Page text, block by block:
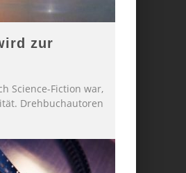
zur
Science-Fiction war,
Drehbuchautoren